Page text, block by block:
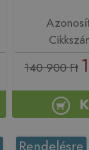
140 900 Ft